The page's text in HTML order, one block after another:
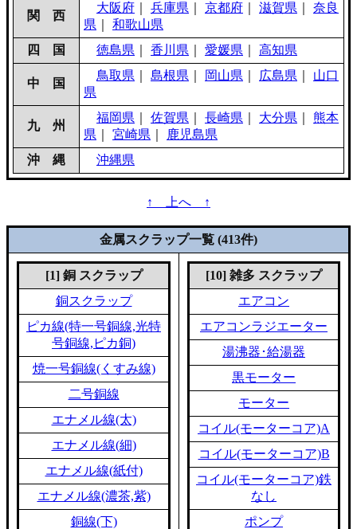
関 西
大阪府 兵庫県 京都府 滋賀県
奈良
県
和歌山県
四 国
徳島県 香川県 愛媛県 高知県
中 国
鳥取県 島根県 岡山県 広島県
山口
県
九 州
福岡県 佐賀県 長崎県 大分県
熊本
県
宮崎県
鹿児島県
沖 縄
沖縄県
↑ 上へ ↑
金属スクラップ一覧 (413件)
[1] 銅 スクラップ
銅スクラップ
ピカ線(特一号銅線,光特
号銅線,ピカ銅)
焼一号銅線(くすみ線)
二号銅線
エナメル線(太)
エナメル線(細)
エナメル線(紙付)
エナメル線(濃茶,紫)
銅線(下)
[10] 雑多 スクラップ
エアコン
エアコンラジエーター
湯沸器･給湯器
黒モーター
モーター
コイル(モーターコア)A
コイル(モーターコア)B
コイル(モーターコア)鉄
なし
ポンプ